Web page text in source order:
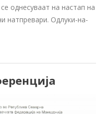
однесуваат на настап на
натпревари. Одлуки-на-